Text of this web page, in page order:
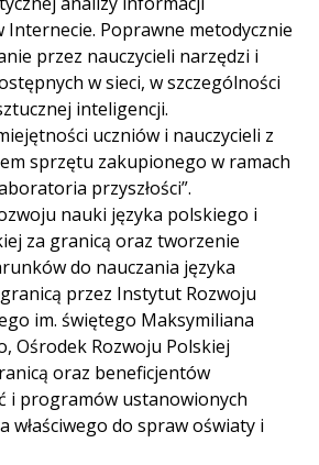
Internecie. Poprawne metodycznie
przez nauczycieli narzędzi i
w sieci, w szczególności
inteligencji.
uczniów i nauczycieli z
sprzętu zakupionego w ramach
przyszłości”.
nauki języka polskiego i
za granicą oraz tworzenie
do nauczania języka
przez Instytut Rozwoju
im. świętego Maksymiliana
Ośrodek Rozwoju Polskiej
oraz beneficjentów
i programów ustanowionych
właściwego do spraw oświaty i